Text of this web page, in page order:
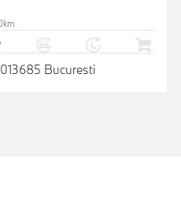
Bucuresti